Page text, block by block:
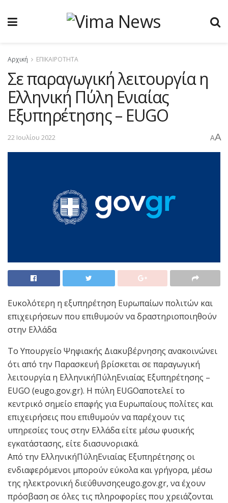
Αρχική ΕΠΙΚΑΙΡΟΤΗΤΑ
Σε παραγωγική λειτουργία η
Ελληνική Πύλη Ενιαίας
Εξυπηρέτησης – EUGO
22 Ιουλίου 2022 AA
Ευκολότερη η εξυπηρέτηση Ευρωπαίων πολιτών και
επιχειρήσεων που επιθυμούν να δραστηριοποιηθούν
στην Ελλάδα
Το Υπουργείο Ψηφιακής Διακυβέρνησης ανακοινώνει
ότι από την Παρασκευή βρίσκεται σε παραγωγική
λειτουργία η ΕλληνικήΠύληΕνιαίας Εξυπηρέτησης –
EUGO (eugo.gov.gr). Η πύλη EUGOαποτελεί το
κεντρικό σημείο επαφής για Ευρωπαίους πολίτες και
επιχειρήσεις που επιθυμούν να παρέχουν τις
υπηρεσίες τους στην Ελλάδα είτε μέσω φυσικής
εγκατάστασης, είτε διασυνοριακά.
Από την ΕλληνικήΠύληΕνιαίας Εξυπηρέτησης οι
ενδιαφερόμενοι μπορούν εύκολα και γρήγορα, μέσω
της ηλεκτρονική διεύθυνσηςeugo.gov.gr, να έχουν
πρόσβαση σε όλες τις πληροφορίες που χρειάζονται